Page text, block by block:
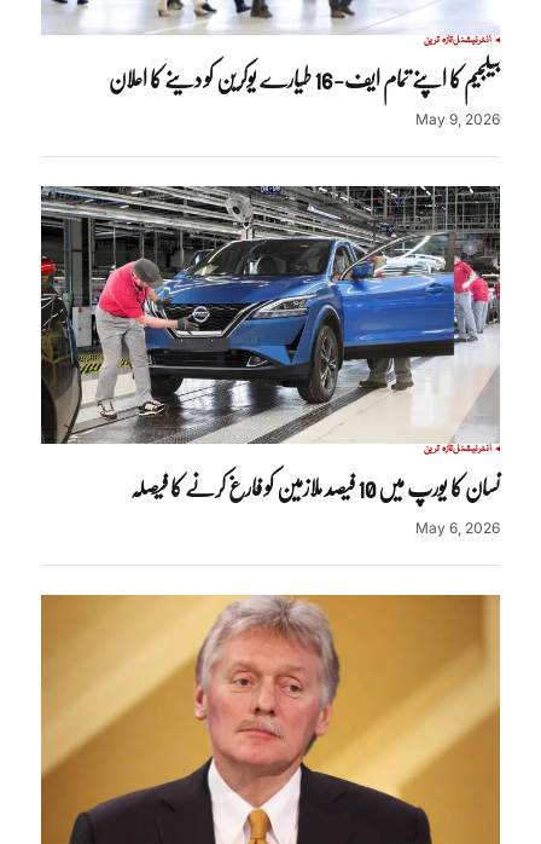
انٹرنیشنلتازہ ترین
بیلجیم کا اپنے تمام ایف-16 طیارے یوکرین کو دینے کا اعلان
May 9, 2026
انٹرنیشنلتازہ ترین
نسان کا یورپ میں 10 فیصد ملازمین کو فارغ کرنے کا فیصلہ
May 6, 2026